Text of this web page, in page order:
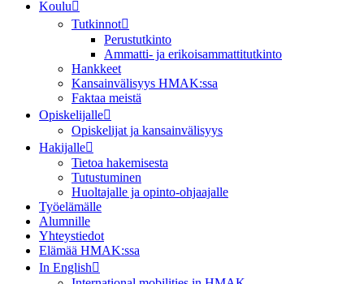
Koulu
Tutkinnot
Perustutkinto
Ammatti- ja erikoisammattitutkinto
Hankkeet
Kansainvälisyys HMAK:ssa
Faktaa meistä
Opiskelijalle
Opiskelijat ja kansainvälisyys
Hakijalle
Tietoa hakemisesta
Tutustuminen
Huoltajalle ja opinto-ohjaajalle
Työelämälle
Alumnille
Yhteystiedot
Elämää HMAK:ssa
In English